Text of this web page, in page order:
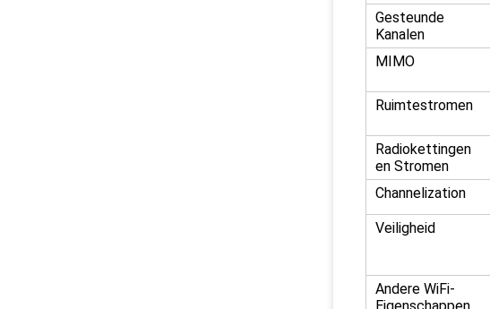
Gesteunde
Kanalen
MIMO
Ruimtestromen
Radiokettingen
en Stromen
Channelization
Veiligheid
Andere WiFi-